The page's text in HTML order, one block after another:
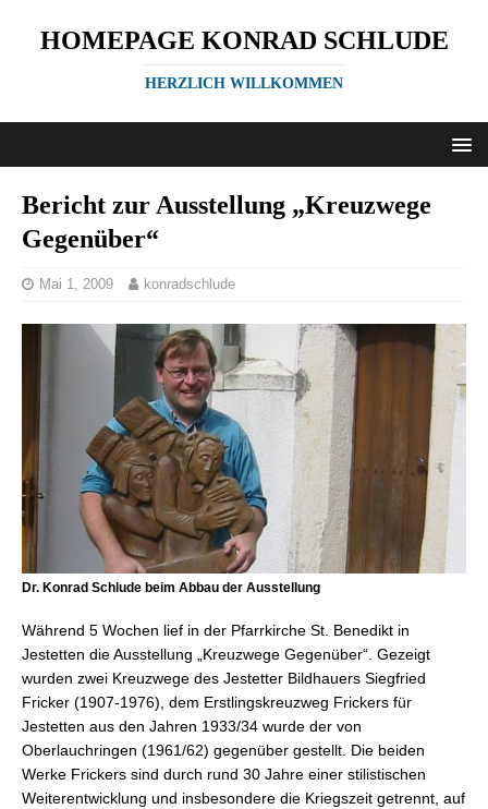
HOMEPAGE KONRAD SCHLUDE
HERZLICH WILLKOMMEN
Bericht zur Ausstellung „Kreuzwege
Gegenüber“
Mai 1, 2009 konradschlude
Dr. Konrad Schlude beim Abbau der Ausstellung
Während 5 Wochen lief in der Pfarrkirche St. Benedikt in
Jestetten die Ausstellung „Kreuzwege Gegenüber“. Gezeigt
wurden zwei Kreuzwege des Jestetter Bildhauers Siegfried
Fricker (1907-1976), dem Erstlingskreuzweg Frickers für
Jestetten aus den Jahren 1933/34 wurde der von
Oberlauchringen (1961/62) gegenüber gestellt. Die beiden
Werke Frickers sind durch rund 30 Jahre einer stilistischen
Weiterentwicklung und insbesondere die Kriegszeit getrennt, auf